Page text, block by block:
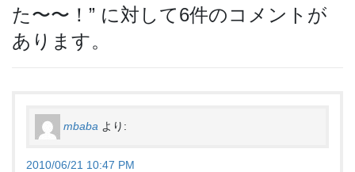
た〜〜！ ” に対して6件のコメントが
あります。
mbaba より:
2010/06/21 10:47 PM